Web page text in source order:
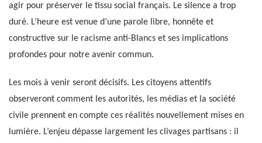
agir pour préserver le tissu social français. Le silence a trop
duré. L’heure est venue d’une parole libre, honnête et
constructive sur le racisme anti-Blancs et ses implications
profondes pour notre avenir commun.
Les mois à venir seront décisifs. Les citoyens attentifs
observeront comment les autorités, les médias et la société
civile prennent en compte ces réalités nouvellement mises en
lumière. L’enjeu dépasse largement les clivages partisans : il